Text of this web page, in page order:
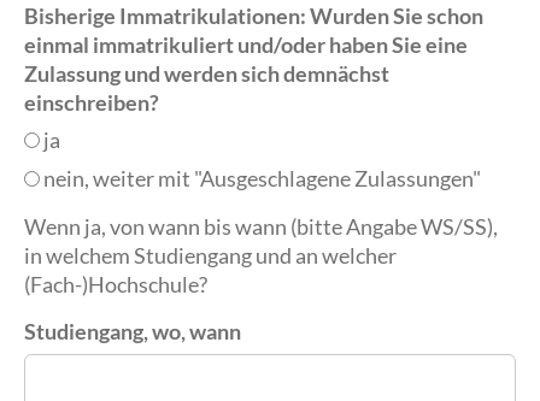
Bisherige Immatrikulationen: Wurden Sie schon
einmal immatrikuliert und/oder haben Sie eine
Zulassung und werden sich demnächst
einschreiben?
ja
nein, weiter mit "Ausgeschlagene Zulassungen"
Wenn ja, von wann bis wann (bitte Angabe WS/SS),
in welchem Studiengang und an welcher
(Fach-)Hochschule?
Studiengang, wo, wann